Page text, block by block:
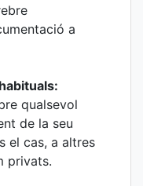
a
qualsevol
de la seu
el cas, a altres
privats.